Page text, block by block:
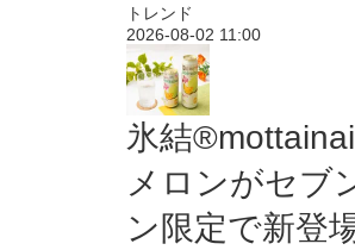
トレンド
2026-08-02 11:00
氷結
メロンがセブ
ン限定で新登